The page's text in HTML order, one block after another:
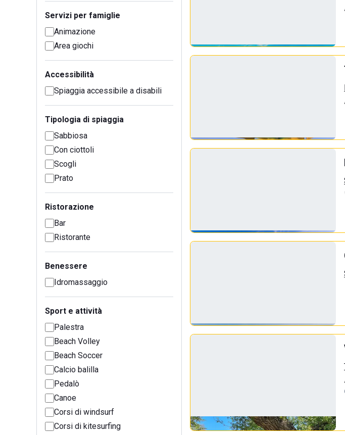
Servizi per famiglie
Animazione
Area giochi
Accessibilità
Spiaggia accessibile a disabili
Tipologia di spiaggia
Sabbiosa
Con ciottoli
Scogli
Prato
Ristorazione
Bar
Ristorante
Benessere
Idromassaggio
Sport e attività
Palestra
Beach Volley
Beach Soccer
Calcio balilla
Pedalò
Canoe
Corsi di windsurf
Corsi di kitesurfing